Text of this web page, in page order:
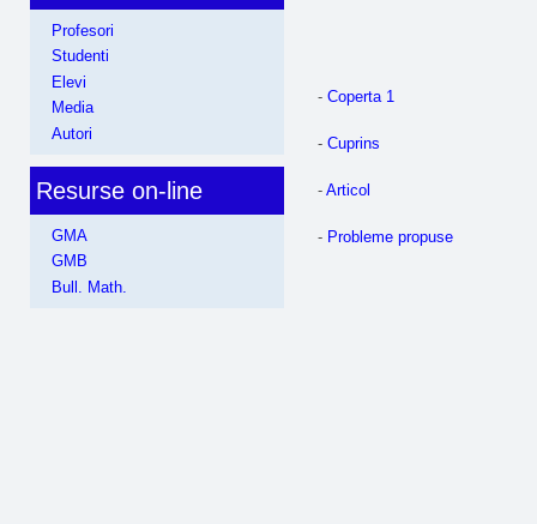
- Coperta 1
- Cuprins
- Articol
- Probleme propuse
Profesori
Studenti
Elevi
Media
Autori
Resurse on-line
GMA
GMB
Bull. Math.